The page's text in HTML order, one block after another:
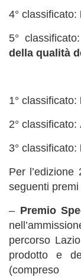
4° classificato:
5° classificato:
della qualità
1° classificato:
2° classificato:
3° classificato:
Per
seguenti
– Premio
percorso
prodotto e